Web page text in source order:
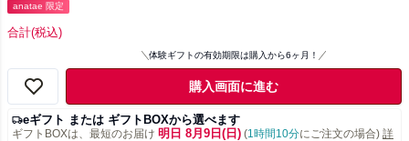
anatae 限定
合計(税込)
体験ギフトの有効期限は購入から6ヶ月！
購入画面に進む
eギフト または ギフトBOXから選べます
ギフトBOXは、最短のお届け 明日 8月9日(日) (1時間10分にご注文の場合) 詳